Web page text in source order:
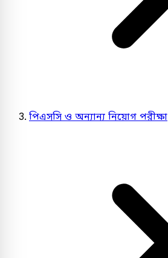
পিএসসি ও অন্যান্য নিয়োগ পরীক্ষা